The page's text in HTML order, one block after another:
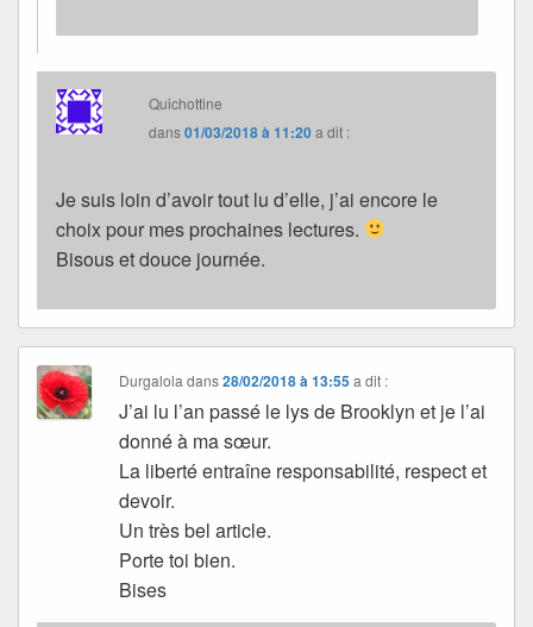
Quichottine
dans01/03/2018 à 11:20a dit :
Je suis loin d’avoir tout lu d’elle, j’ai encore le
choix pour mes prochaines lectures.
Bisous et douce journée.
Durgalola dans28/02/2018 à 13:55 a dit :
J’ai lu l’an passé le lys de Brooklyn et je l’ai
donné à ma sœur.
La liberté entraîne responsabilité, respect et
devoir.
Un très bel article.
Porte toi bien.
Bises